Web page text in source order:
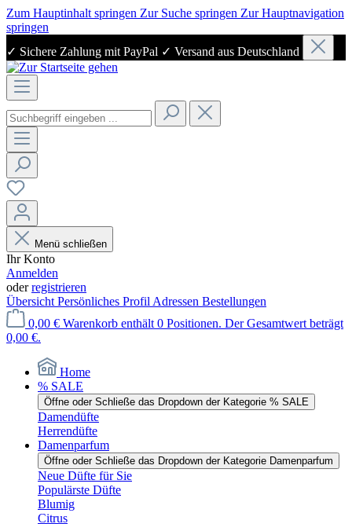
Zum Hauptinhalt springen Zur Suche springen Zur Hauptnavigation
springen
✓ Sichere Zahlung mit PayPal ✓ Versand aus Deutschland
Menü schließen
Ihr Konto
Anmelden
oderregistrieren
Übersicht Persönliches Profil Adressen Bestellungen
0,00 € Warenkorb enthält 0 Positionen. Der Gesamtwert beträgt
0,00 €.
Home
% SALE
Öffne oder Schließe das Dropdown der Kategorie % SALE
Damendüfte
Herrendüfte
Damenparfum
Öffne oder Schließe das Dropdown der Kategorie Damenparfum
Neue Düfte für Sie
Populärste Düfte
Blumig
Citrus